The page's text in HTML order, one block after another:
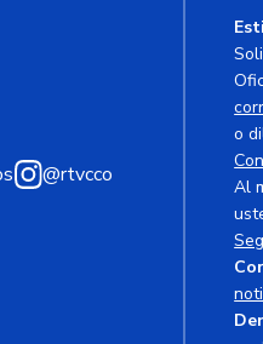
@rtvcco
o
Al